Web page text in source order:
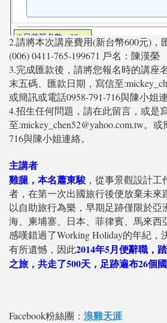
2.請將本次講座費用(新台幣600元)，
(006) 0411-765-199671 戶名：陳漢榮
3.完成匯款後，請將您報名時的講座
末五碼、匯款日期，寫信至
或簡訊或電話0958-791-716與陳小姐連
4.招生任何問題，請在此留言，或是
至:mickey_chen52@yahoo.com.tw。
716與陳小姐連絡。
主講者
雞腿，本名蕭東駿 ，從事景觀設計
者，在第一次出國旅行後便放棄未來
以自助旅行為樂，早期足跡僅限於亞
海、柬埔寨、日本、菲律賓、馬來西
感嘆錯過了Working Holiday的年紀，
有所遺憾，因此2014年5月便辭職，
之旅，共走了500天，足跡遍布26個
Facebook粉絲團： 浪雞天涯